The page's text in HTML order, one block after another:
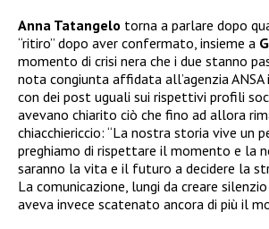
Anna Tatangelo torna a parlare dopo
“ritiro” dopo aver confermato, insieme a
momento di crisi nera che i due stanno
nota congiunta affidata all’agenzia
con dei post uguali sui rispettivi profili
avevano chiarito ciò che fino ad allora
chiacchiericcio: “La nostra storia vive un
preghiamo di rispettare il momento e la
saranno la vita e il futuro a decidere la
La comunicazione, lungi da creare silenzio
aveva invece scatenato ancora di più il